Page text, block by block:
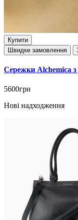
Купити
Швидке замовлення
Сережки Alchemica з
5600грн
Нові надходження